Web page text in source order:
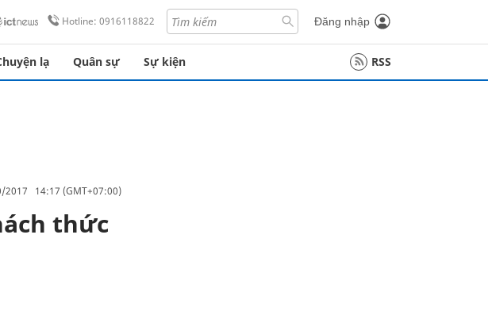
Hotline: 0916118822 Đăng nhập
lạ Quân sự Sự kiện RSS
2017 14:17 (GMT+07:00)
thức